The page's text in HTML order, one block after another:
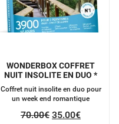
WONDERBOX COFFRET
NUIT INSOLITE EN DUO *
Coffret nuit insolite en duo pour
un week end romantique
70.00€ 35.00€